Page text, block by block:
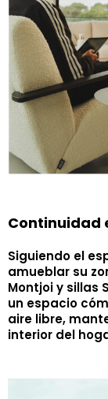
Continuidad
Siguiendo el
amueblar su
Montjoi y sillas
un espacio
aire libre,
interior del